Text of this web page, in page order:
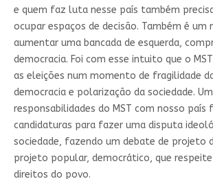
e quem faz luta nesse país também
ocupar espaços de decisão. Também é um
aumentar uma bancada de esquerda,
democracia. Foi com esse intuito que o
as eleições num momento de fragilidade
democracia e polarização da sociedade.
responsabilidades do MST com nosso país
candidaturas para fazer uma disputa
sociedade, fazendo um debate de projeto
projeto popular, democrático, que
direitos do povo.